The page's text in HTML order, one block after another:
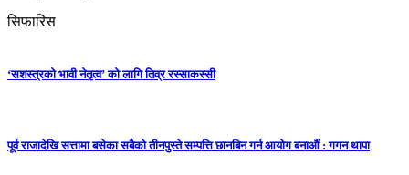
सिफारिस
‘सशस्त्रको भावी नेतृत्व’ को लागि तिव्र रस्साकस्सी
पूर्व राजादेखि सत्तामा बसेका सबैको तीनपुस्ते सम्पत्ति छानबिन गर्न आयोग बनाऔं : गगन थापा